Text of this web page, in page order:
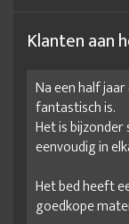
Klanten aan
Na een half
fantastisch is.
Het is bijzonder
eenvoudig in
Het bed heeft
goedkope